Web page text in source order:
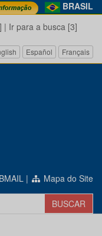
BRASIL
| Ir para a busca [3]
Español Français
| Mapa do Site